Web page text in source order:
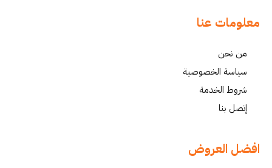
معلومات عنا
من نحن
سياسة الخصوصية
شروط الخدمة
إتصل بنا
افضل العروض